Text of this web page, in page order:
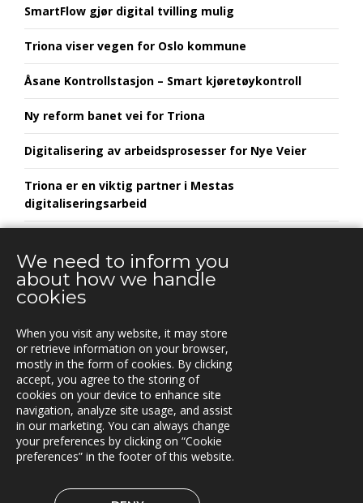
SmartFlow gjør digital tvilling mulig
Triona viser vegen for Oslo kommune
Åsane Kontrollstasjon – Smart kjøretøykontroll
Ny reform banet vei for Triona
Digitalisering av arbeidsprosesser for Nye Veier
Triona er en viktig partner i Mestas
digitaliseringsarbeid
samarbeid med Triona
KONTAKT
Vestre Rosten 81,
7075 TILLER, Norway
Tfn. +47-72 90 00 30
post@triona.no
We need to inform you
about how we handle
cookies
When you visit any website, it may store
or retrieve information on your browser,
mostly in the form of cookies. By clicking
accept, you agree to the storing of
cookies on your device to enhance site
navigation, analyze site usage, and assist
in our marketing. You can always change
your preferences by clicking on “Cookie
preferences” in the footer of this website.